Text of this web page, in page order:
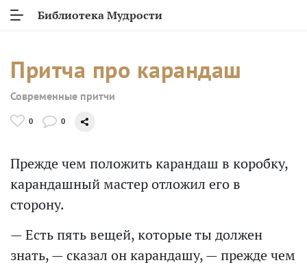
Библиотека Мудрости
Притча про карандаш
Современные притчи
0 0
Прежде чем положить карандаш в коробку,
карандашный мастер отложил его в
сторону.
— Есть пять вещей, которые ты должен
знать, — сказал он карандашу, — прежде чем